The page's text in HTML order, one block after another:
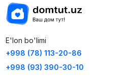
E'lon bo'limi
+998 (78) 113-20-86
+998 (93) 390-30-10